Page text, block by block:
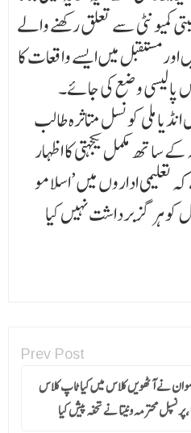
کمیونٹی سے تعلق رکھنے والے
مستقبل میں ایسے واقعات کا
وضع کی جائے۔
ملی کونسل متاثرہ طالب
ساتھ مکمل یکجہتی کا اظہار
تعلیمی اداروں میں ’اسلامو
کو ہرگز برداشت نہیں کیا
Prev Post
نے آٹھویں کلاس میں کیا ٹاپ کلاس
محترمہ ونیتا نے تحفہ پیش کیا